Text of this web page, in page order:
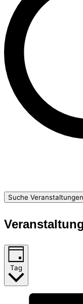
Suche Veranstaltungen
Tag